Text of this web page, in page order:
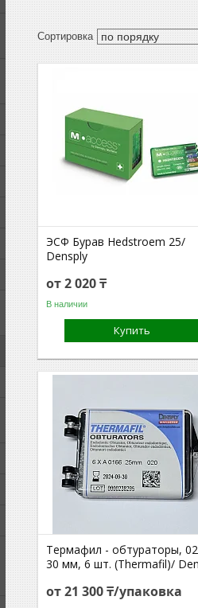
ЭСФ Бурав Hedstroem 25/
Densply
от 2 020 ₸
В наличии
Купить
Термафил - обтураторы,
30 мм, 6 шт. (Thermafil)/
от 21 300 ₸/упаковка